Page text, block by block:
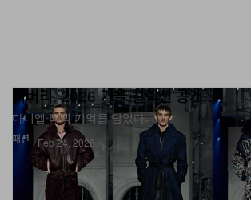
패션
버버리, 2026 가을 컬렉션 공개
다니엘 리의 기억을 담았다.
Feb 24, 2026